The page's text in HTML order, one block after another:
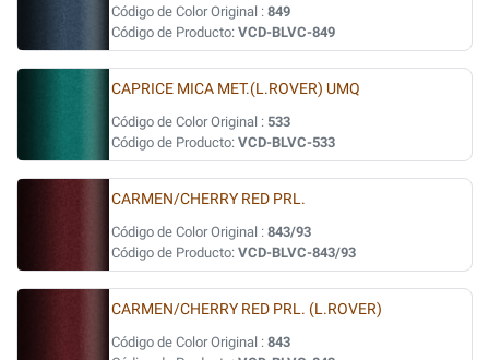
Código de Color Original : 849
Código de Producto: VCD-BLVC-849
CAPRICE MICA MET.(L.ROVER) UMQ
Código de Color Original : 533
Código de Producto: VCD-BLVC-533
CARMEN/CHERRY RED PRL.
Código de Color Original : 843/93
Código de Producto: VCD-BLVC-843/93
CARMEN/CHERRY RED PRL. (L.ROVER)
Código de Color Original : 843